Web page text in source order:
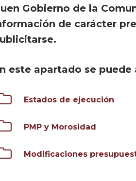
Gobierno de la
de carácter
este apartado se
Estados de ejecución
PMP y Morosidad
Modificaciones